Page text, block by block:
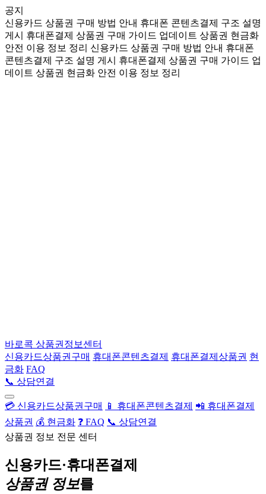
공지
신용카드 상품권 구매 방법 안내 휴대폰 콘텐츠결제 구조 설명
게시
휴대폰결제 상품권 구매 가이드 업데이트 상품권 현금화
안전 이용 정보 정리 신용카드 상품권 구매 방법 안내 휴대폰
콘텐츠결제 구조 설명 게시
휴대폰결제 상품권 구매 가이드 업
데이트 상품권 현금화 안전 이용 정보 정리
바로콕 상품권정보센터
신용카드상품권구매 휴대폰콘텐츠결제 휴대폰결제상품권 현
금화 FAQ
📞 상담연결
💳 신용카드상품권구매 📱 휴대폰콘텐츠결제 📲 휴대폰결제
상품권 💰 현금화 ❓ FAQ 📞 상담연결
상품권 정보 전문 센터
신용카드·휴대폰결제
상품권 정보를